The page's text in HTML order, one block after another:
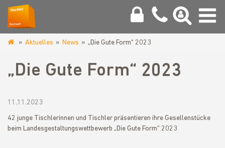
sachsen.de
Aktuelles News „Die Gute Form“ 2023
„Die Gute Form“ 2023
11.11.2023
42 junge Tischlerinnen und Tischler präsentieren ihre Gesellenstücke
beim Landesgestaltungswettbewerb „Die Gute Form“ 2023